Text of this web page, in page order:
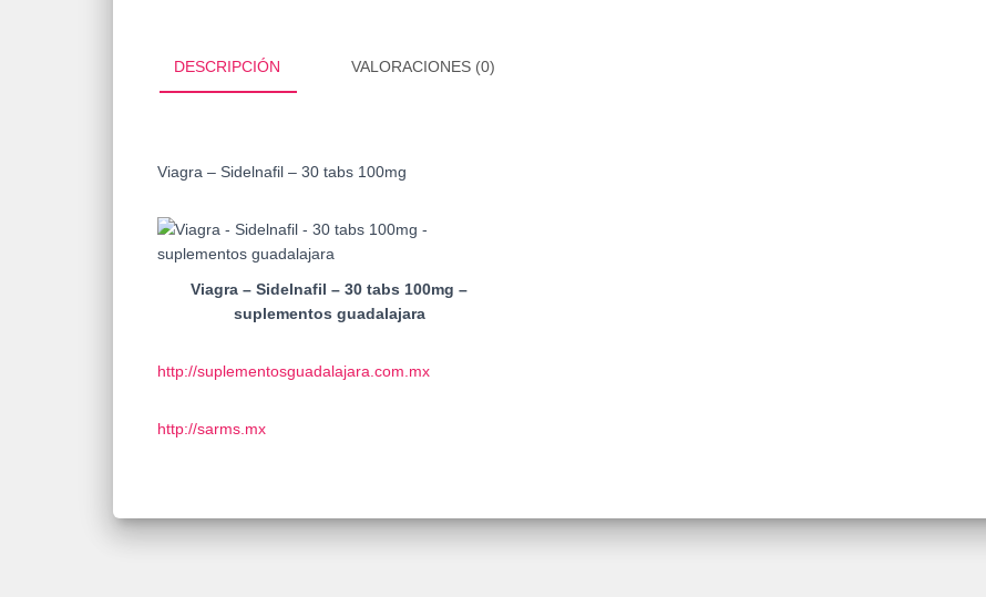
DESCRIPCIÓN VALORACIONES (0)
Viagra – Sidelnafil – 30 tabs 100mg
Viagra – Sidelnafil – 30 tabs 100mg –
suplementos guadalajara
http://suplementosguadalajara.com.mx
http://sarms.mx